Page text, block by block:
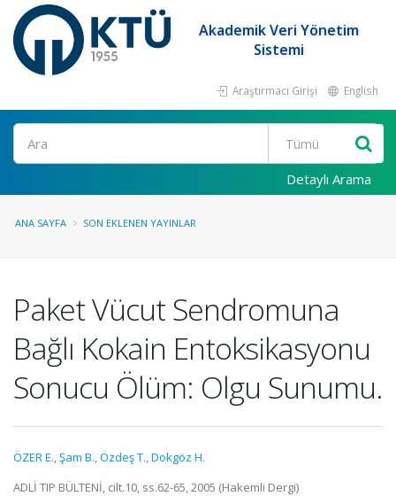
Akademik Veri Yönetim
Sistemi
Araştırmacı Girişi English
Ara
Detaylı Arama
ANA SAYFA SON EKLENEN YAYINLAR
Paket Vücut Sendromuna
Bağlı Kokain Entoksikasyonu
Sonucu Ölüm: Olgu Sunumu.
ÖZER E.,Şam B.,Özdeş T.,Dokgöz H.
ADLİ TIP BÜLTENİ, cilt.10, ss.62-65, 2005 (Hakemli Dergi)